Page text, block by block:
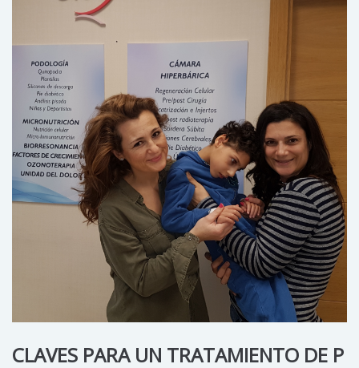
CLAVES PARA UN TRATAMIENTO DE P